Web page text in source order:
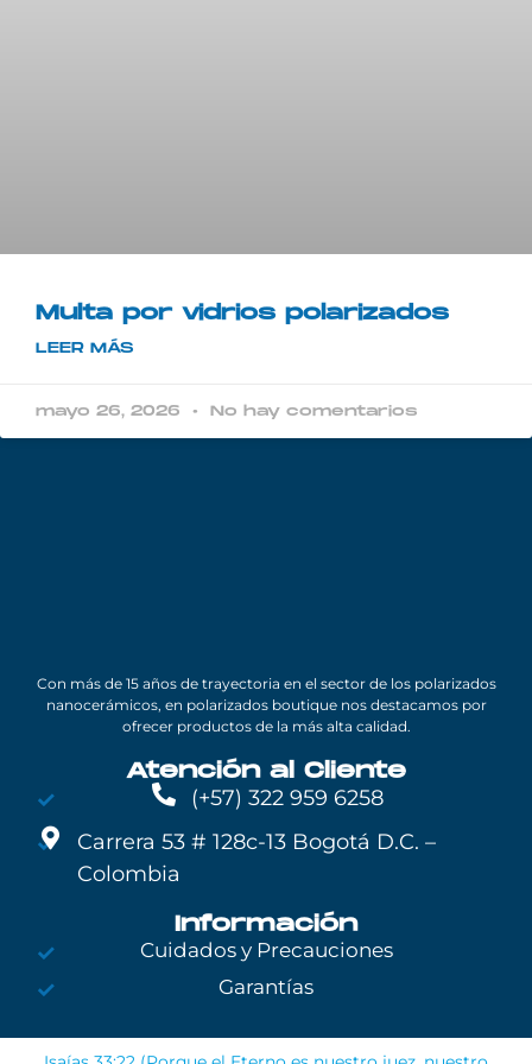
Multa por vidrios polarizados​
LEER MÁS
mayo 26, 2026 No hay comentarios
Con más de 15 años de trayectoria en el sector de los polarizados
nanocerámicos, en polarizados boutique nos destacamos por
ofrecer productos de la más alta calidad.
Atención al Cliente
(+57) 322 959 6258
Carrera 53 # 128c-13 Bogotá D.C. –
Colombia
Información
Cuidados y Precauciones
Garantías